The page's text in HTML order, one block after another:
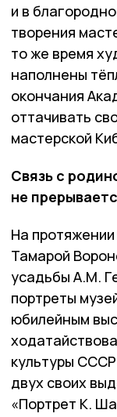
и в
творения
то же время
наполнены
окончания
оттачивать
мастерской
Связь с
не
На
Тамарой
усадьбы А.М.
портреты
юбилейным
культуры
двух своих
«Портрет К.